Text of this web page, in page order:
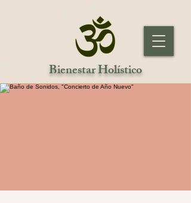
Bienestar Holístico